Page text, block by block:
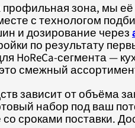
зона, мы
с технологом
и дозирование через
по результату
HoReCa-сегмента
смежный
зависит от объёма
набор под ваш
сроками поставки.